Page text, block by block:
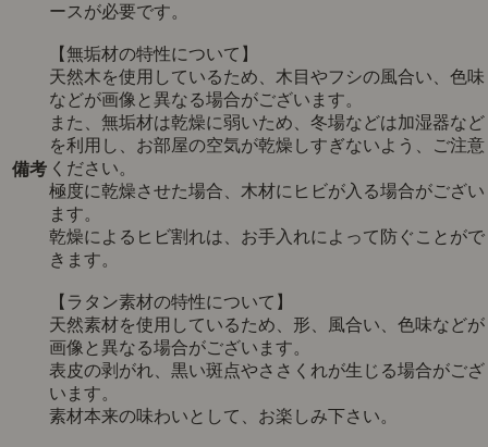
備考
ースが必要です。
【無垢材の特性について】
天然木を使用しているため、木目やフシの風合い、色味
などが画像と異なる場合がございます。
また、無垢材は乾燥に弱いため、冬場などは加湿器など
を利用し、お部屋の空気が乾燥しすぎないよう、ご注意
ください。
極度に乾燥させた場合、木材にヒビが入る場合がござい
ます。
乾燥によるヒビ割れは、お手入れによって防ぐことがで
きます。
【ラタン素材の特性について】
天然素材を使用しているため、形、風合い、色味などが
画像と異なる場合がございます。
表皮の剥がれ、黒い斑点やささくれが生じる場合がござ
います。
素材本来の味わいとして、お楽しみ下さい。